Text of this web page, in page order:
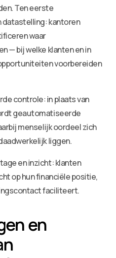
Ten eerste
datastelling: kantoren
waar
— bij welke klanten en in
voorbereiden
controle: in plaats van
geautomatiseerde
menselijk oordeel zich
liggen.
en inzicht: klanten
op hun financiële positie,
faciliteert.
en